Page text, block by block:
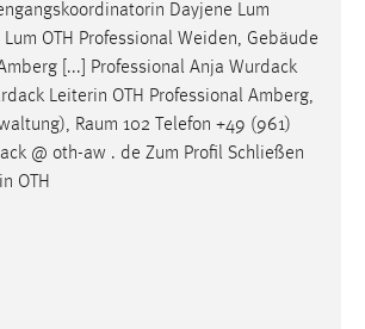
Dayjene Lum
OTH Professional Weiden, Gebäude
Amberg [...] Professional Anja Wurdack
Leiterin OTH Professional Amberg,
Raum 102 Telefon +49 (961)
@ oth-aw . de Zum Profil Schließen
OTH